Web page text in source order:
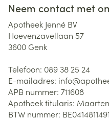
Neem contact met
Apotheek Jenné BV
Hoevenzavellaan 57
3600 Genk
Telefoon: 089 38 25 24
E-mailadres: info@
APB nummer: 711608
Apotheek titularis:
BTW nummer: BE0414811491